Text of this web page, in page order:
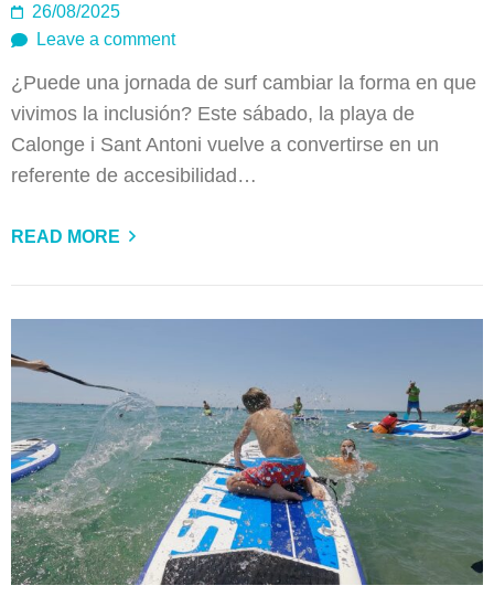
26/08/2025
Leave a comment
¿Puede una jornada de surf cambiar la forma en que
vivimos la inclusión? Este sábado, la playa de
Calonge i Sant Antoni vuelve a convertirse en un
referente de accesibilidad…
READ MORE